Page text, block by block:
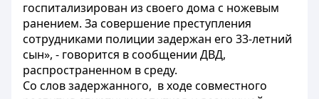
госпитализирован из своего дома с ножевым
ранением. За совершение преступления
сотрудниками полиции задержан его 33-летний
сын», - говорится в сообщении ДВД,
распространенном в среду.
Со слов задержанного, в ходе совместного